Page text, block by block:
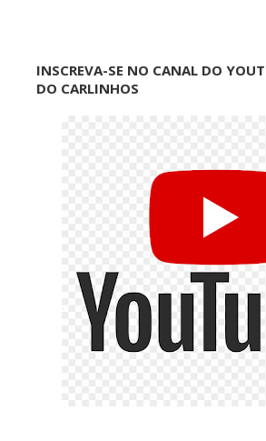
INSCREVA-SE NO CANAL DO
DO CARLINHOS